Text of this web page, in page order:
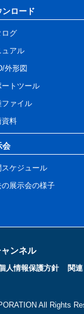
ンロード
ログ
ュアル
外形図
ートツール
ファイル
資料
会
スケジュール
の展示会の様子
ンネル
人情報保護方針 関
All Rights